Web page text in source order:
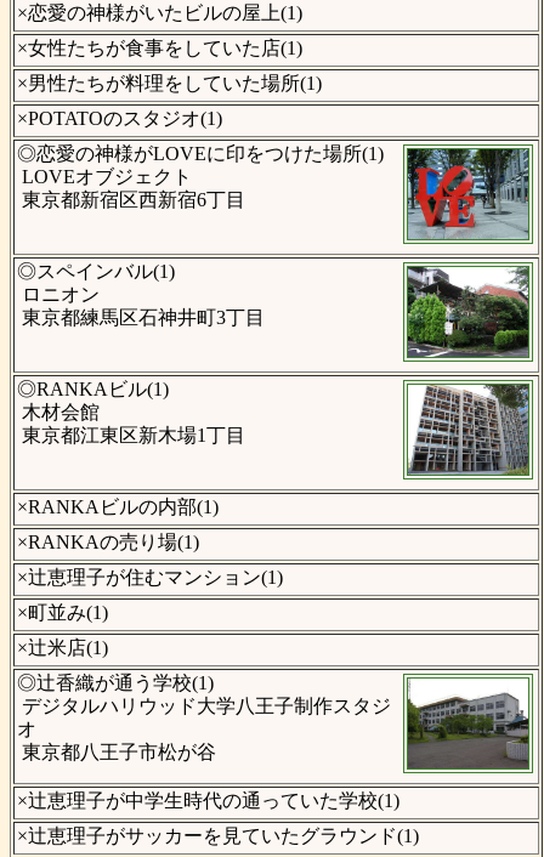
×恋愛の神様がいたビルの屋上(1)
×女性たちが食事をしていた店(1)
×男性たちが料理をしていた場所(1)
×POTATOのスタジオ(1)
◎恋愛の神様がLOVEに印をつけた場所(1)
LOVEオブジェクト
東京都新宿区西新宿6丁目
◎スペインバル(1)
ロニオン
東京都練馬区石神井町3丁目
◎RANKAビル(1)
木材会館
東京都江東区新木場1丁目
×RANKAビルの内部(1)
×RANKAの売り場(1)
×辻恵理子が住むマンション(1)
×町並み(1)
×辻米店(1)
◎辻香織が通う学校(1)
デジタルハリウッド大学八王子制作スタジ
オ
東京都八王子市松が谷
×辻恵理子が中学生時代の通っていた学校(1)
×辻恵理子がサッカーを見ていたグラウンド(1)